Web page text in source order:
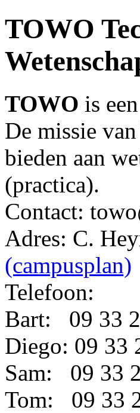
TOWO
TOWO is
De missie
bieden aan
(practica).
Contact:
Adres: C.
(campusplan)
Telefoon:
Bart: 09 33
Diego: 09 33
Sam: 09 33
Tom: 09 33